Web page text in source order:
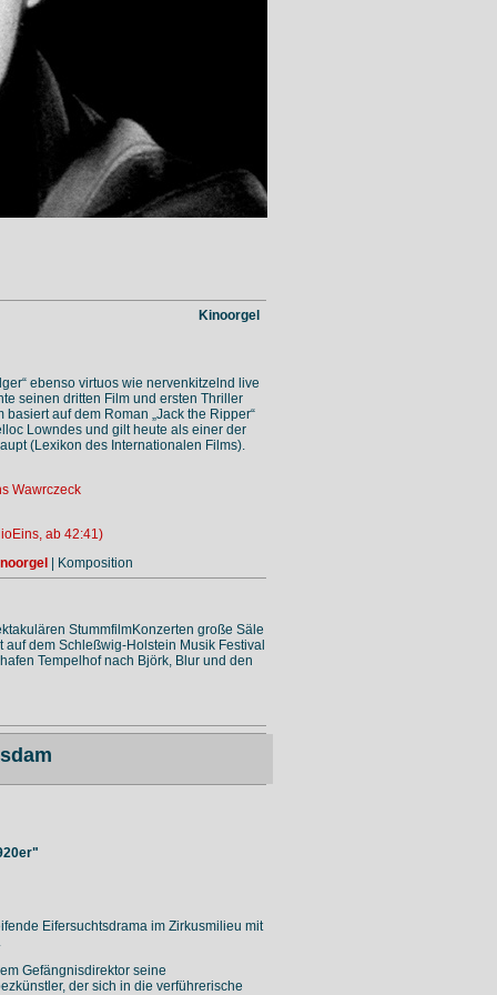
Kinoorgel
ebenso virtuos wie nervenkitzelnd live
seinen dritten Film und ersten Thriller
auf dem Roman „Jack the Ripper“
Lowndes und gilt heute als einer der
(Lexikon des Internationalen Films).
Wawrczeck
ab 42:41)
| Komposition
StummfilmKonzerten große Säle
dem Schleßwig-Holstein Musik Festival
Tempelhof nach Björk, Blur und den
Eifersuchtsdrama im Zirkusmilieu mit
Gefängnisdirektor seine
der sich in die verführerische